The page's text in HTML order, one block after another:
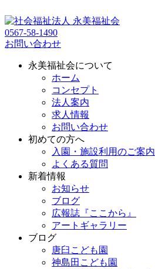
0567-58-1490
お問い合わせ
永美福祉会について
ホーム
コンセプト
法人案内
求人情報
お問い合わせ
初めての方へ
入園・施設利用のご案内
よくある質問
新着情報
お知らせ
ブログ
広報誌『ここから』
アートギャラリー
ブログ
唐臼こども園
神島田こども園